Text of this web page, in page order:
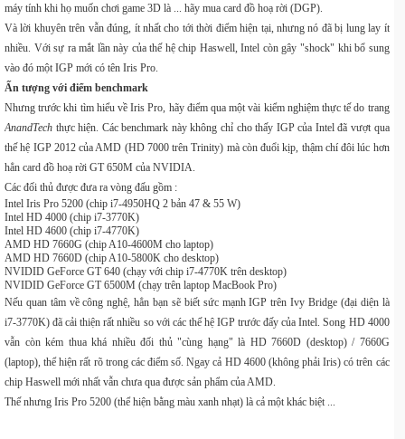
máy tính khi họ muốn chơi game 3D là ... hãy mua card đồ hoạ rời (DGP).
Và lời khuyên trên vẫn đúng, ít nhất cho tới thời điểm hiện tại, nhưng nó đã bị lung lay ít
nhiều. Với sự ra mắt lần này của thế hệ chip Haswell, Intel còn gây "shock" khi bổ sung
vào đó một IGP mới có tên Iris Pro.
Ấn tượng với điểm benchmark
Nhưng trước khi tìm hiểu về Iris Pro, hãy điểm qua một vài kiểm nghiệm thực tế do trang
AnandTech thực hiện. Các benchmark này không chỉ cho thấy IGP của Intel đã vượt qua
thế hệ IGP 2012 của AMD (HD 7000 trên Trinity) mà còn đuổi kịp, thậm chí đôi lúc hơn
hẳn card đồ hoạ rời GT 650M của NVIDIA.
Các đối thủ được đưa ra vòng đấu gồm :
Intel Iris Pro 5200 (chip i7-4950HQ 2 bản 47 & 55 W)
Intel HD 4000 (chip i7-3770K)
Intel HD 4600 (chip i7-4770K)
AMD HD 7660G (chip A10-4600M cho laptop)
AMD HD 7660D (chip A10-5800K cho desktop)
NVIDID GeForce GT 640 (chạy với chip i7-4770K trên desktop)
NVIDID GeForce GT 6500M (chạy trên laptop MacBook Pro)
Nếu quan tâm về công nghệ, hẳn bạn sẽ biết sức mạnh IGP trên Ivy Bridge (đại diện là
i7-3770K) đã cải thiện rất nhiều so với các thế hệ IGP trước đấy của Intel. Song HD 4000
vẫn còn kém thua khá nhiều đối thủ "cùng hạng" là HD 7660D (desktop) / 7660G
(laptop), thể hiện rất rõ trong các điểm số. Ngay cả HD 4600 (không phải Iris) có trên các
chip Haswell mới nhất vẫn chưa qua được sản phẩm của AMD.
Thế nhưng Iris Pro 5200 (thể hiện bằng màu xanh nhạt) là cả một khác biệt ...